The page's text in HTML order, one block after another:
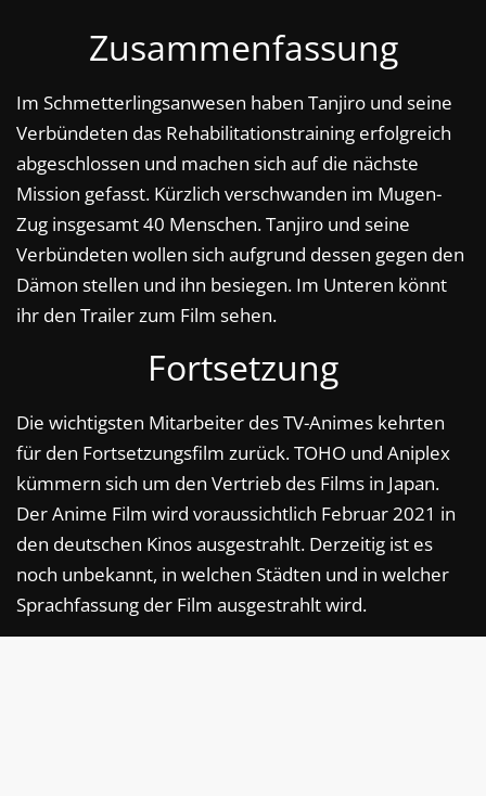
Zusammenfassung
Im Schmetterlingsanwesen haben Tanjiro und seine
Verbündeten das Rehabilitationstraining erfolgreich
abgeschlossen und machen sich auf die nächste
Mission gefasst. Kürzlich verschwanden im Mugen-
Zug insgesamt 40 Menschen. Tanjiro und seine
Verbündeten wollen sich aufgrund dessen gegen den
Dämon stellen und ihn besiegen. Im Unteren könnt
ihr den Trailer zum Film sehen.
Fortsetzung
Die wichtigsten Mitarbeiter des TV-Animes kehrten
für den Fortsetzungsfilm zurück. TOHO und Aniplex
kümmern sich um den Vertrieb des Films in Japan.
Der Anime Film wird voraussichtlich Februar 2021 in
den deutschen Kinos ausgestrahlt. Derzeitig ist es
noch unbekannt, in welchen Städten und in welcher
Sprachfassung der Film ausgestrahlt wird.